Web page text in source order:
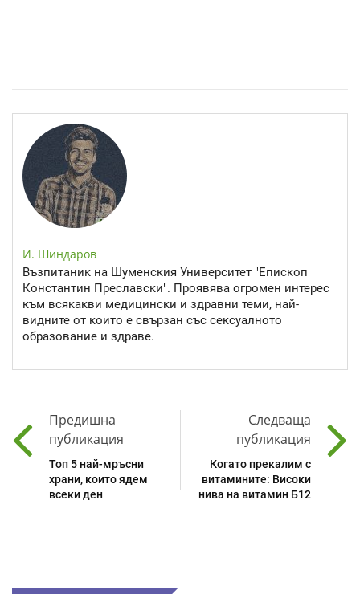
И. Шиндаров
Възпитаник на Шуменския Университет "Епископ
Константин Преславски". Проявява огромен интерес
към всякакви медицински и здравни теми, най-
видните от които е свързан със сексуалното
образование и здраве.
Предишна
публикация
Топ 5 най-мръсни
храни, които ядем
всеки ден
Следваща
публикация
Когато прекалим с
витамините: Високи
нива на витамин Б12